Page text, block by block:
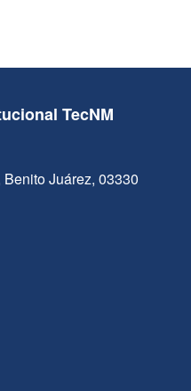
TecNM
Juárez, 03330